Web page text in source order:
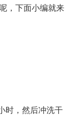
，下面小编就来
时，然后冲洗干